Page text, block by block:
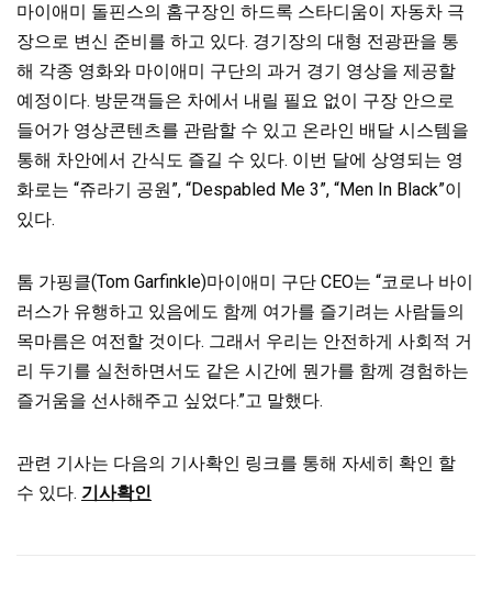
마이애미 돌핀스의 홈구장인 하드록 스타디움이 자동차 극
장으로 변신 준비를 하고 있다. 경기장의 대형 전광판을 통
해 각종 영화와 마이애미 구단의 과거 경기 영상을 제공할
예정이다. 방문객들은 차에서 내릴 필요 없이 구장 안으로
들어가 영상콘텐츠를 관람할 수 있고 온라인 배달 시스템을
통해 차안에서 간식도 즐길 수 있다. 이번 달에 상영되는 영
화로는 “쥬라기 공원”, “Despabled Me 3”, “Men In Black”이
있다.
톰 가핑클(Tom Garfinkle)마이애미 구단 CEO는 “코로나 바이
러스가 유행하고 있음에도 함께 여가를 즐기려는 사람들의
목마름은 여전할 것이다. 그래서 우리는 안전하게 사회적 거
리 두기를 실천하면서도 같은 시간에 뭔가를 함께 경험하는
즐거움을 선사해주고 싶었다.”고 말했다.
관련 기사는 다음의 기사확인 링크를 통해 자세히 확인 할
수 있다. 기사확인